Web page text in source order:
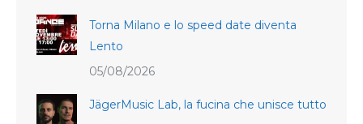
Torna Milano e lo speed date diventa
Lento
05/08/2026
JägerMusic Lab, la fucina che unisce tutto